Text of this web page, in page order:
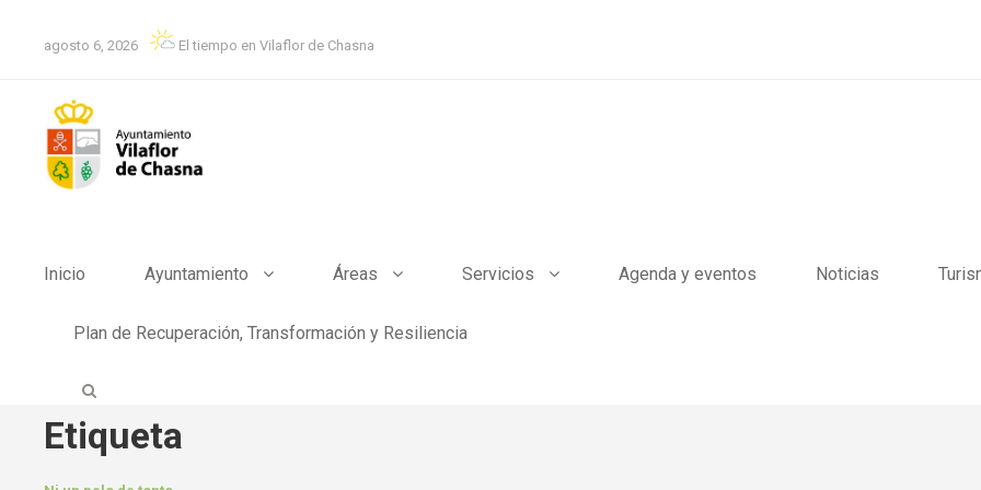
agosto 6, 2026 El tiempo en Vilaflor de Chasna
Inicio Ayuntamiento Áreas Servicios Agenda y eventos Noticias
Plan de Recuperación, Transformación y Resiliencia
Etiqueta